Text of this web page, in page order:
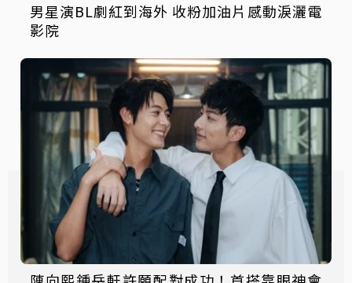
男星演BL劇紅到海外 收粉加油片感動淚灑電
影院